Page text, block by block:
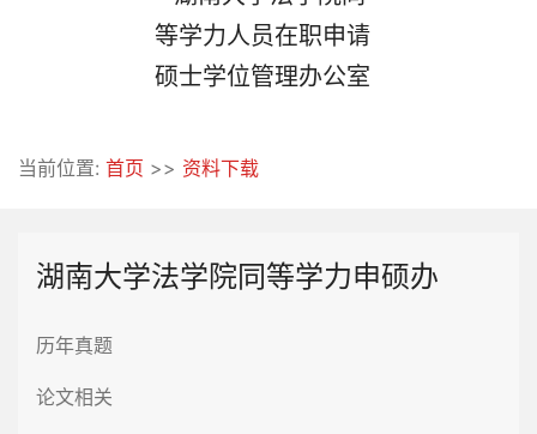
当前位置: 首页 >> 资料下载
湖南大学法学院同等学力申硕办
历年真题
论文相关